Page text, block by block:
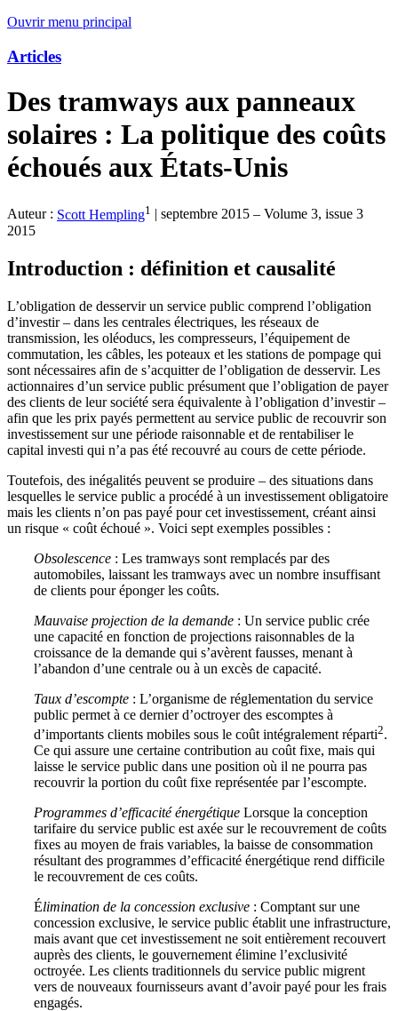
Ouvrir menu principal
Articles
Des tramways aux panneaux
solaires : La politique des coûts
échoués aux États-Unis
Auteur : Scott Hempling1
septembre 2015 – Volume 3, issue 3
2015
Introduction : définition et causalité
L’obligation de desservir un service public comprend l’obligation
d’investir – dans les centrales électriques, les réseaux de
transmission, les oléoducs, les compresseurs, l’équipement de
commutation, les câbles, les poteaux et les stations de pompage qui
sont nécessaires afin de s’acquitter de l’obligation de desservir. Les
actionnaires d’un service public présument que l’obligation de payer
des clients de leur société sera équivalente à l’obligation d’investir –
afin que les prix payés permettent au service public de recouvrir son
investissement sur une période raisonnable et de rentabiliser le
capital investi qui n’a pas été recouvré au cours de cette période.
Toutefois, des inégalités peuvent se produire – des situations dans
lesquelles le service public a procédé à un investissement obligatoire
mais les clients n’on pas payé pour cet investissement, créant ainsi
un risque « coût échoué ». Voici sept exemples possibles :
Obsolescence : Les tramways sont remplacés par des
automobiles, laissant les tramways avec un nombre insuffisant
de clients pour éponger les coûts.
Mauvaise projection de la demande : Un service public crée
une capacité en fonction de projections raisonnables de la
croissance de la demande qui s’avèrent fausses, menant à
l’abandon d’une centrale ou à un excès de capacité.
Taux d’escompte : L’organisme de réglementation du service
public permet à ce dernier d’octroyer des escomptes à
d’importants clients mobiles sous le coût intégralement réparti2.
Ce qui assure une certaine contribution au coût fixe, mais qui
laisse le service public dans une position où il ne pourra pas
recouvrir la portion du coût fixe représentée par l’escompte.
Programmes d’efficacité énergétique Lorsque la conception
tarifaire du service public est axée sur le recouvrement de coûts
fixes au moyen de frais variables, la baisse de consommation
résultant des programmes d’efficacité énergétique rend difficile
le recouvrement de ces coûts.
Élimination de la concession exclusive : Comptant sur une
concession exclusive, le service public établit une infrastructure,
mais avant que cet investissement ne soit entièrement recouvert
auprès des clients, le gouvernement élimine l’exclusivité
octroyée. Les clients traditionnels du service public migrent
vers de nouveaux fournisseurs avant d’avoir payé pour les frais
engagés.